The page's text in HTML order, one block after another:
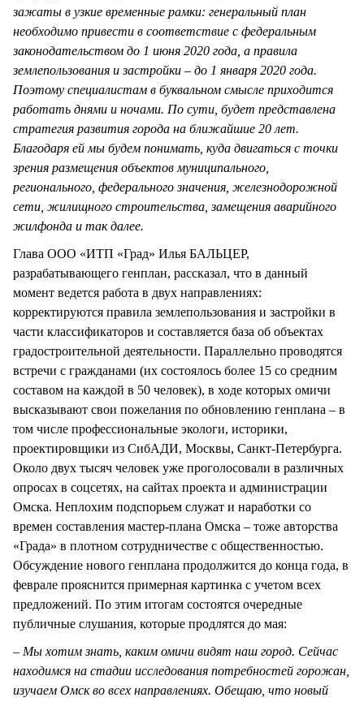
зажаты в узкие временные рамки: генеральный план
необходимо привести в соответствие с федеральным
законодательством до 1 июня 2020 года, а правила
землепользования и застройки – до 1 января 2020 года.
Поэтому специалистам в буквальном смысле приходится
работать днями и ночами. По сути, будет представлена
стратегия развития города на ближайшие 20 лет.
Благодаря ей мы будем понимать, куда двигаться с точки
зрения размещения объектов муниципального,
регионального, федерального значения, железнодорожной
сети, жилищного строительства, замещения аварийного
жилфонда и так далее.
Глава ООО «ИТП «Град» Илья БАЛЬЦЕР,
разрабатывающего генплан, рассказал, что в данный
момент ведется работа в двух направлениях:
корректируются правила землепользования и застройки в
части классификаторов и составляется база об объектах
градостроительной деятельности. Параллельно проводятся
встречи с гражданами (их состоялось более 15 со средним
составом на каждой в 50 человек), в ходе которых омичи
высказывают свои пожелания по обновлению генплана – в
том числе профессиональные экологи, историки,
проектировщики из СибАДИ, Москвы, Санкт-Петербурга.
Около двух тысяч человек уже проголосовали в различных
опросах в соцсетях, на сайтах проекта и администрации
Омска. Неплохим подспорьем служат и наработки со
времен составления мастер-плана Омска – тоже авторства
«Града» в плотном сотрудничестве с общественностью.
Обсуждение нового генплана продолжится до конца года, в
феврале прояснится примерная картинка с учетом всех
предложений. По этим итогам состоятся очередные
публичные слушания, которые продлятся до мая:
– Мы хотим знать, каким омичи видят наш город. Сейчас
находимся на стадии исследования потребностей горожан,
изучаем Омск во всех направлениях. Обещаю, что новый